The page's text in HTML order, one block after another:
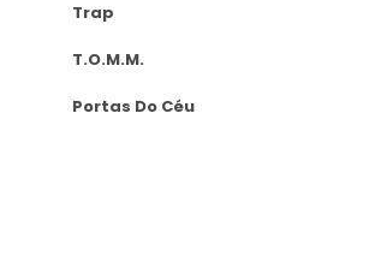
Trap
T.O.M.M.
Portas Do Céu